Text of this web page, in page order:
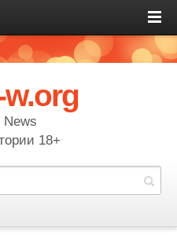
News
18+